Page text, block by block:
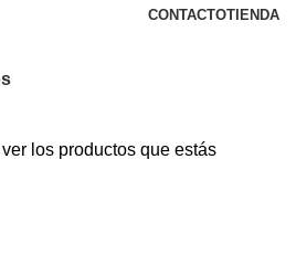
CONTACTOTIENDA
los productos que estás